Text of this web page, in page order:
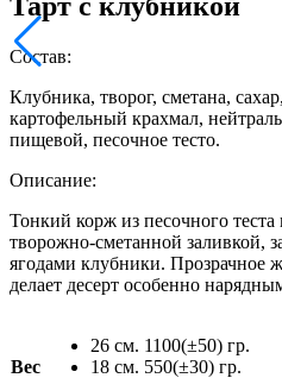
Состав:
Клубника, творог, сметана,
картофельный крахмал,
пищевой, песочное тесто.
Описание:
Тонкий корж из песочного
творожно-сметанной заливкой,
ягодами клубники. Прозрачное
делает десерт особенно
Вес
26 см. 1100(±50) гр.
18 см. 550(±30) гр.